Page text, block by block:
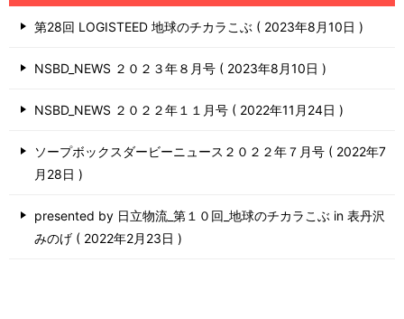
第28回 LOGISTEED 地球のチカラこぶ 2023年8月10日
NSBD_NEWS ２０２３年８月号 2023年8月10日
NSBD_NEWS ２０２２年１１月号 2022年11月24日
ソープボックスダービーニュース２０２２年７月号
2022年7
月28日
presented by 日立物流_第１０回_地球のチカラこぶ in 表丹沢
みのげ
2022年2月23日